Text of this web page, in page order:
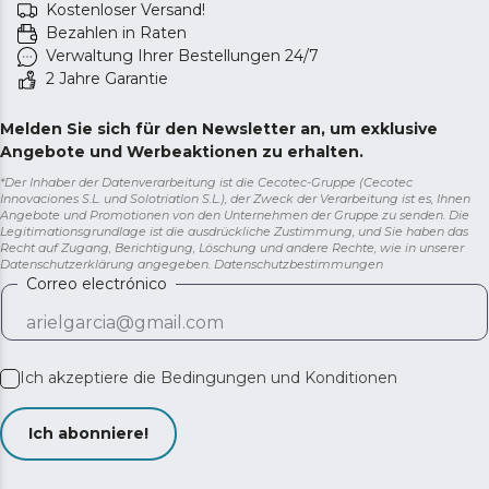
Kostenloser Versand!
Bezahlen in Raten
Verwaltung Ihrer Bestellungen 24/7
2 Jahre Garantie
Melden Sie sich für den Newsletter an, um exklusive
Angebote und Werbeaktionen zu erhalten.
*Der Inhaber der Datenverarbeitung ist die Cecotec-Gruppe (Cecotec
Innovaciones S.L. und Solotriatlon S.L.), der Zweck der Verarbeitung ist es, Ihnen
Angebote und Promotionen von den Unternehmen der Gruppe zu senden. Die
Legitimationsgrundlage ist die ausdrückliche Zustimmung, und Sie haben das
Recht auf Zugang, Berichtigung, Löschung und andere Rechte, wie in unserer
Datenschutzerklärung angegeben. Datenschutzbestimmungen
Correo electrónico
Ich akzeptiere die Bedingungen und Konditionen
Ich abonniere!